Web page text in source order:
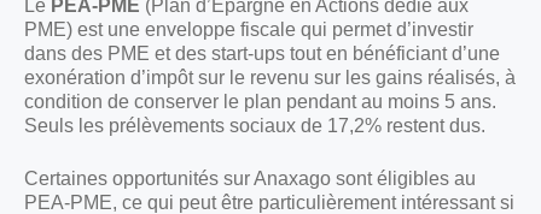
Le PEA-PME (Plan d’Épargne en Actions dédié aux
PME) est une enveloppe fiscale qui permet d’investir
dans des PME et des start-ups tout en bénéficiant d’une
exonération d’impôt sur le revenu sur les gains réalisés, à
condition de conserver le plan pendant au moins 5 ans.
Seuls les prélèvements sociaux de 17,2% restent dus.
Certaines opportunités sur Anaxago sont éligibles au
PEA-PME, ce qui peut être particulièrement intéressant si